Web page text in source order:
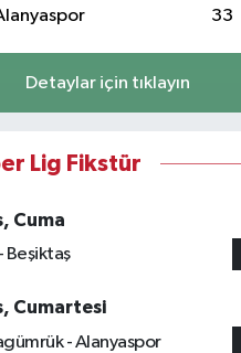
33
Detaylar için tıklayın
Lig Fikstür
Cuma
Beşiktaş
Cumartesi
- Alanyaspor